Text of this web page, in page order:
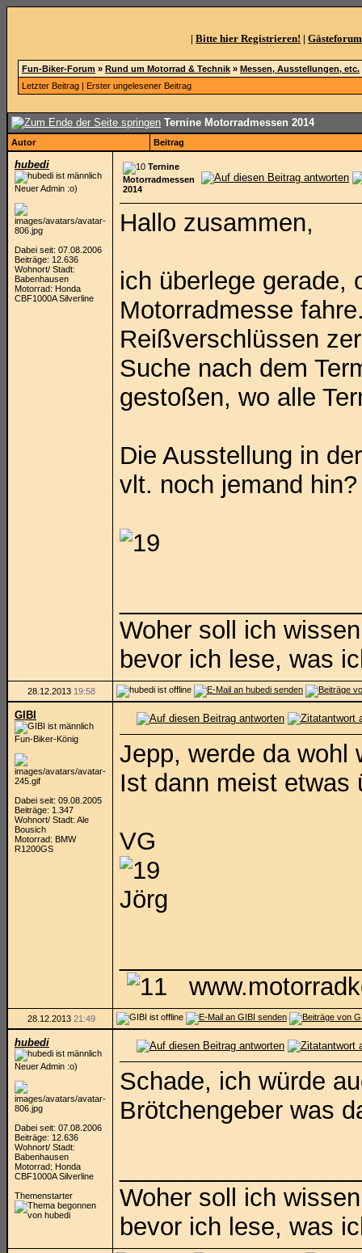
| Bitte hier Registrieren! | Gästeforum
Fun-Biker-Forum » Rund um Motorrad & Technik » Messen, Ausstellungen, etc.
Letzter Beitrag | Erster ungelesener Beitrag
Ternine Motorradmessen 2014
Autor Beitrag
hubedi
Neuer Admin :o)
Dabei seit: 07.08.2006
Beiträge: 12.636
Wohnort/ Stadt:
Babenhausen
Motorrad: Honda
CBF1000A Silverline
Ternine
Motorradmessen
2014
Hallo zusammen,
ich überlege gerade,
Motorradmesse
Reißverschlüssen
Suche nach dem
gestoßen, wo alle
Die Ausstellung in
vlt. noch jemand hin?
Woher soll ich
bevor ich lese, was
28.12.2013 19:58
GIBI
Fun-Biker-König
Dabei seit: 09.08.2005
Beiträge: 1.347
Wohnort/ Stadt: Ale
Bousich
Motorrad: BMW
R1200GS
Jepp, werde da wohl
Ist dann meist
VG
Jörg
28.12.2013 21:49
hubedi
Neuer Admin :o)
Dabei seit: 07.08.2006
Beiträge: 12.636
Wohnort/ Stadt:
Babenhausen
Motorrad: Honda
CBF1000A Silverline
Themenstarter
Schade, ich würde
Brötchengeber was
Woher soll ich
bevor ich lese, was